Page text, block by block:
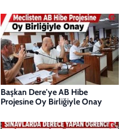
Başkan Dere'ye AB Hibe
Projesine Oy Birliğiyle Onay